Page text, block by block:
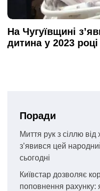
На Чугуївщині
дитина у 2023 році
Поради
Миття рук з сіллю від
з’явився цей
сьогодні
Київстар дозволяє
поповнення рахунку: